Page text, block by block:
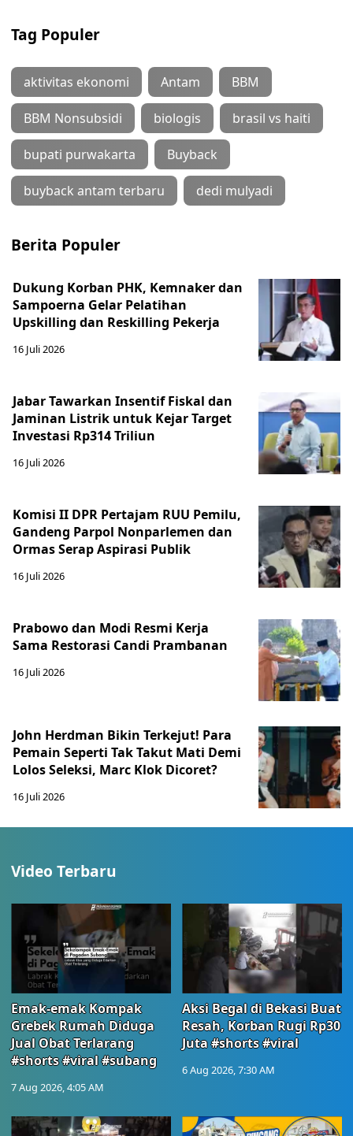
Tag Populer
aktivitas ekonomi Antam BBM
BBM Nonsubsidi biologis brasil vs haiti
bupati purwakarta Buyback
buyback antam terbaru dedi mulyadi
Berita Populer
Dukung Korban PHK, Kemnaker dan
Sampoerna Gelar Pelatihan
Upskilling dan Reskilling Pekerja
16 Juli 2026
Jabar Tawarkan Insentif Fiskal dan
Jaminan Listrik untuk Kejar Target
Investasi Rp314 Triliun
16 Juli 2026
Komisi II DPR Pertajam RUU Pemilu,
Gandeng Parpol Nonparlemen dan
Ormas Serap Aspirasi Publik
16 Juli 2026
Prabowo dan Modi Resmi Kerja
Sama Restorasi Candi Prambanan
16 Juli 2026
John Herdman Bikin Terkejut! Para
Pemain Seperti Tak Takut Mati Demi
Lolos Seleksi, Marc Klok Dicoret?
16 Juli 2026
Video Terbaru
Emak-emak Kompak
Grebek Rumah Diduga
Jual Obat Terlarang
#shorts #viral #subang
7 Aug 2026, 4:05 AM
Aksi Begal di Bekasi Buat
Resah, Korban Rugi Rp30
Juta #shorts #viral
6 Aug 2026, 7:30 AM